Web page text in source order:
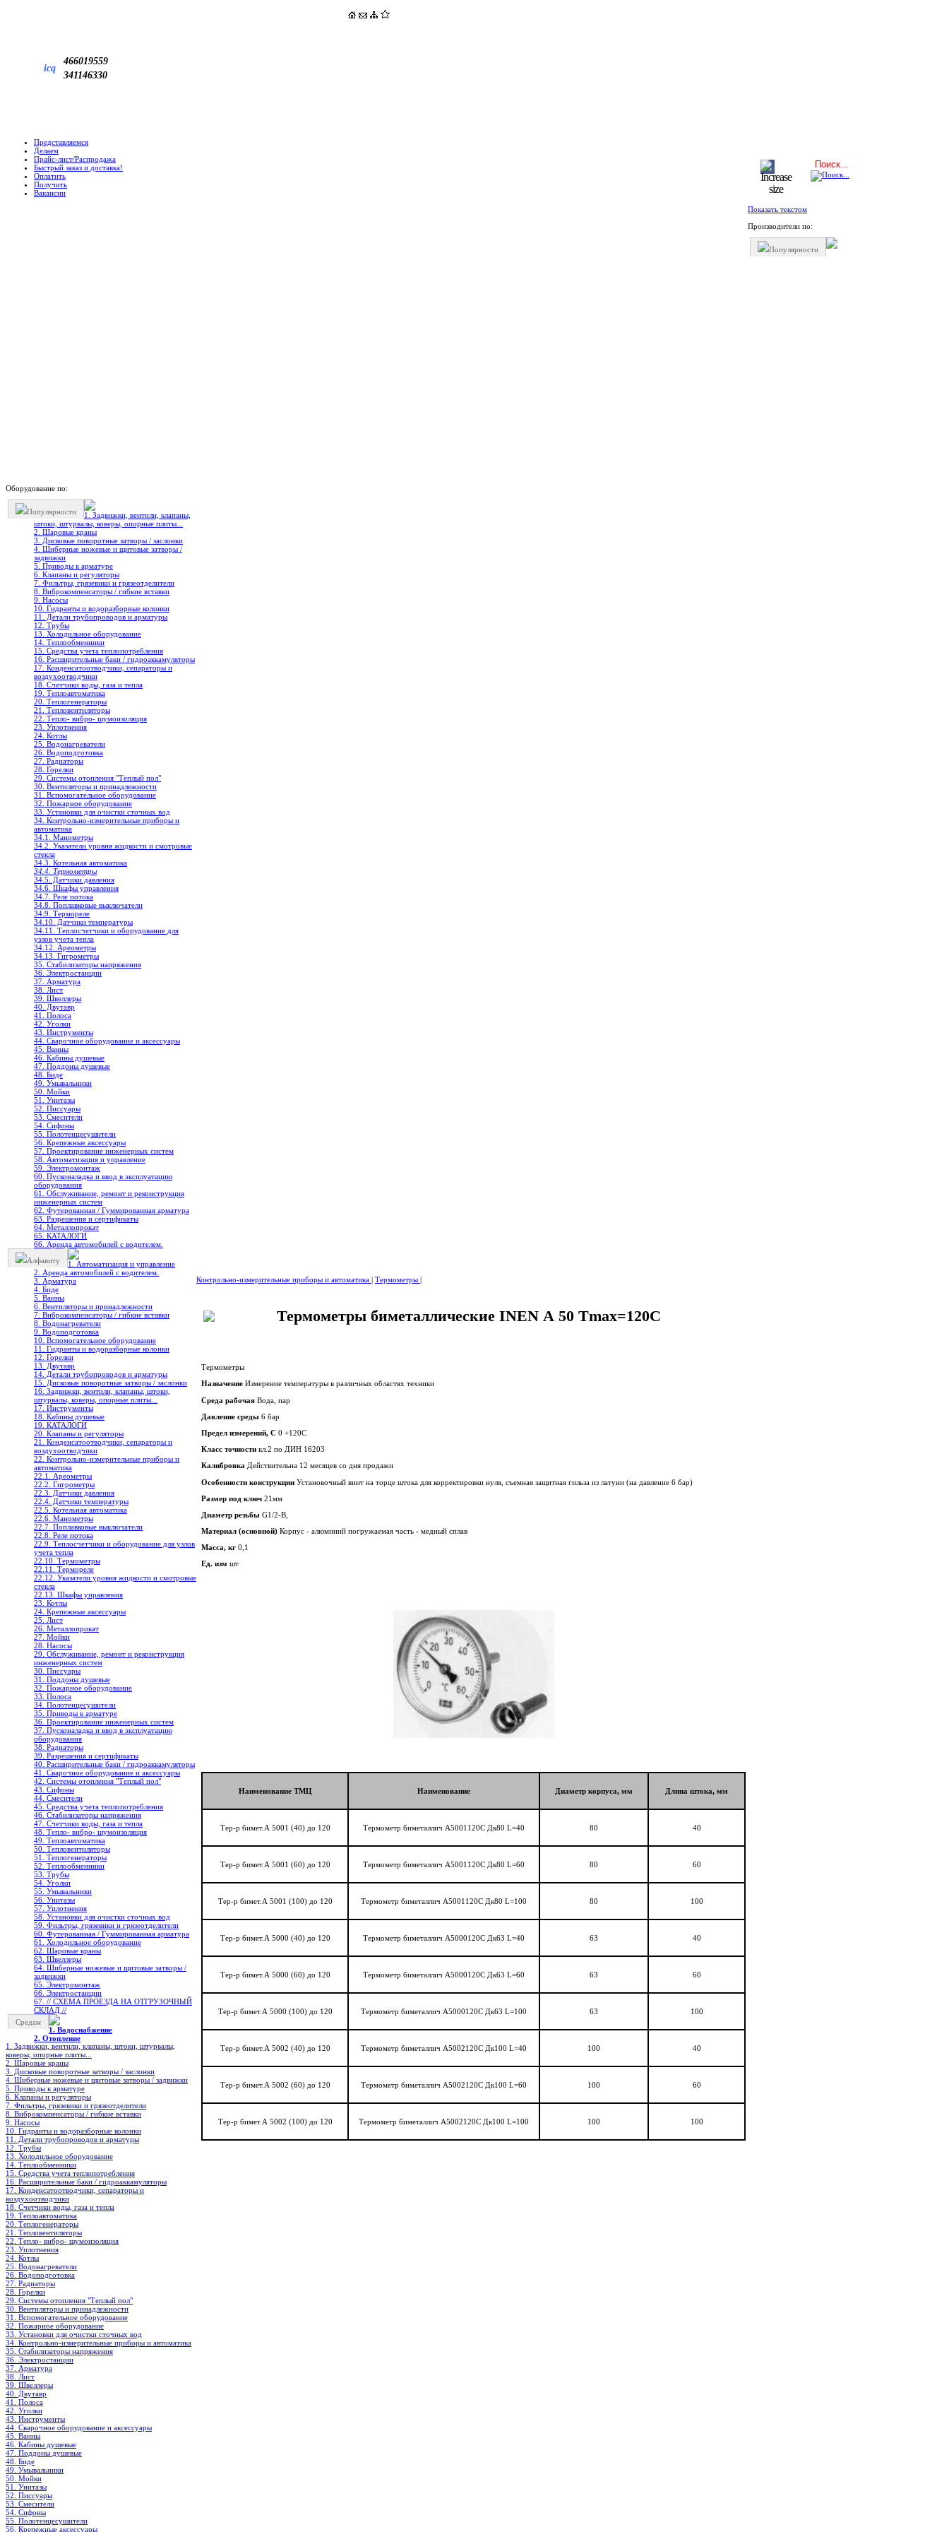
icq
466019559
341146330
Представляемся
Делаем
Прайс-лист/Распродажа
Быстрый заказ и доставка!
Оплатить
Получить
Вакансии
Оборудование по:
Популярности
1. Задвижки, вентили, клапаны,
штоки, штурвалы, коверы, опорные плиты...
2. Шаровые краны
3. Дисковые поворотные затворы / заслонки
4. Шиберные ножевые и щитовые затворы /
задвижки
5. Приводы к арматуре
6. Клапаны и регуляторы
7. Фильтры, грязевики и грязеотделители
8. Виброкомпенсаторы / гибкие вставки
9. Насосы
10. Гидранты и водоразборные колонки
11. Детали трубопроводов и арматуры
12. Трубы
13. Холодильное oборудование
14. Теплообменники
15. Средства учета теплопотребления
16. Расширительные баки / гидроаккамуляторы
17. Конденсатоотводчики, сепараторы и
воздухоотводчики
18. Счетчики воды, газа и тепла
19. Теплоавтоматика
20. Теплогенераторы
21. Тепловентиляторы
22. Тепло- вибро- шумоизоляция
23. Уплотнения
24. Котлы
25. Водонагреватели
26. Водоподготовка
27. Радиаторы
28. Горелки
29. Системы отопления "Теплый пол"
30. Вентиляторы и принадлежности
31. Вспомогательное оборудование
32. Пожарное оборудование
33. Установки для очистки сточных вод
34. Контрольно-измерительные приборы и
автоматика
34.1. Манометры
34.2. Указатели уровня жидкости и смотровые
стекла
34.3. Котельная автоматика
34.4. Термометры
34.5. Датчики давления
34.6. Шкафы управления
34.7. Реле потока
34.8. Поплавковые выключатели
34.9. Термореле
34.10. Датчики температуры
34.11. Теплосчетчики и оборудование для
узлов учета тепла
34.12. Ареометры
34.13. Гигрометры
35. Стабилизаторы напряжения
36. Электростанции
37. Арматура
38. Лист
39. Швеллеры
40. Двутавр
41. Полоса
42. Уголки
43. Инструменты
44. Сварочное оборудование и аксессуары
45. Ванны
46. Кабины душевые
47. Поддоны душевые
48. Биде
49. Умывальники
50. Мойки
51. Унитазы
52. Писсуары
53. Смесители
54. Сифоны
55. Полотенцесушители
56. Крепежные аксессуары
57. Проектирование инженерных систем
58. Автоматизация и управление
59. Электромонтаж
60. Пусконаладка и ввод в эксплуатацию
оборудования
61. Обслуживание, ремонт и реконструкция
инженерных систем
62. Футерованная / Гуммированная арматура
63. Разрешения и сертификаты
64. Металлопрокат
65. КАТАЛОГИ
66. Аренда автомобилей с водителем.
Алфавиту
1. Автоматизация и управление
2. Аренда автомобилей с водителем.
3. Арматура
4. Биде
5. Ванны
6. Вентиляторы и принадлежности
7. Виброкомпенсаторы / гибкие вставки
8. Водонагреватели
9. Водоподготовка
10. Вспомогательное оборудование
11. Гидранты и водоразборные колонки
12. Горелки
13. Двутавр
14. Детали трубопроводов и арматуры
15. Дисковые поворотные затворы / заслонки
16. Задвижки, вентили, клапаны, штоки,
штурвалы, коверы, опорные плиты...
17. Инструменты
18. Кабины душевые
19. КАТАЛОГИ
20. Клапаны и регуляторы
21. Конденсатоотводчики, сепараторы и
воздухоотводчики
22. Контрольно-измерительные приборы и
автоматика
22.1. Ареометры
22.2. Гигрометры
22.3. Датчики давления
22.4. Датчики температуры
22.5. Котельная автоматика
22.6. Манометры
22.7. Поплавковые выключатели
22.8. Реле потока
22.9. Теплосчетчики и оборудование для узлов
учета тепла
22.10. Термометры
22.11. Термореле
22.12. Указатели уровня жидкости и смотровые
стекла
22.13. Шкафы управления
23. Котлы
24. Крепежные аксессуары
25. Лист
26. Металлопрокат
27. Мойки
28. Насосы
29. Обслуживание, ремонт и реконструкция
инженерных систем
30. Писсуары
31. Поддоны душевые
32. Пожарное оборудование
33. Полоса
34. Полотенцесушители
35. Приводы к арматуре
36. Проектирование инженерных систем
37. Пусконаладка и ввод в эксплуатацию
оборудования
38. Радиаторы
39. Разрешения и сертификаты
40. Расширительные баки / гидроаккамуляторы
41. Сварочное оборудование и аксессуары
42. Системы отопления "Теплый пол"
43. Сифоны
44. Смесители
45. Средства учета теплопотребления
46. Стабилизаторы напряжения
47. Счетчики воды, газа и тепла
48. Тепло- вибро- шумоизоляция
49. Теплоавтоматика
50. Тепловентиляторы
51. Теплогенераторы
52. Теплообменники
53. Трубы
54. Уголки
55. Умывальники
56. Унитазы
57. Уплотнения
58. Установки для очистки сточных вод
59. Фильтры, грязевики и грязеотделители
60. Футерованная / Гуммированная арматура
61. Холодильное oборудование
62. Шаровые краны
63. Швеллеры
64. Шиберные ножевые и щитовые затворы /
задвижки
65. Электромонтаж
66. Электростанции
67. // СХЕМА ПРОЕЗДА НА ОТГРУЗОЧНЫЙ
СКЛАД //
Средам
1. Водоснабжение
2. Отопление
1. Задвижки, вентили, клапаны, штоки, штурвалы,
коверы, опорные плиты...
2. Шаровые краны
3. Дисковые поворотные затворы / заслонки
4. Шиберные ножевые и щитовые затворы / задвижки
5. Приводы к арматуре
6. Клапаны и регуляторы
7. Фильтры, грязевики и грязеотделители
8. Виброкомпенсаторы / гибкие вставки
9. Насосы
10. Гидранты и водоразборные колонки
11. Детали трубопроводов и арматуры
12. Трубы
13. Холодильное oборудование
14. Теплообменники
15. Средства учета теплопотребления
16. Расширительные баки / гидроаккамуляторы
17. Конденсатоотводчики, сепараторы и
воздухоотводчики
18. Счетчики воды, газа и тепла
19. Теплоавтоматика
20. Теплогенераторы
21. Тепловентиляторы
22. Тепло- вибро- шумоизоляция
23. Уплотнения
24. Котлы
25. Водонагреватели
26. Водоподготовка
27. Радиаторы
28. Горелки
29. Системы отопления "Теплый пол"
30. Вентиляторы и принадлежности
31. Вспомогательное оборудование
32. Пожарное оборудование
33. Установки для очистки сточных вод
34. Контрольно-измерительные приборы и автоматика
35. Стабилизаторы напряжения
36. Электростанции
37. Арматура
38. Лист
39. Швеллеры
40. Двутавр
41. Полоса
42. Уголки
43. Инструменты
44. Сварочное оборудование и аксессуары
45. Ванны
46. Кабины душевые
47. Поддоны душевые
48. Биде
49. Умывальники
50. Мойки
51. Унитазы
52. Писсуары
53. Смесители
54. Сифоны
55. Полотенцесушители
56. Крепежные аксессуары
Контрольно-измерительные приборы и автоматика | Термометры |
Термометры биметаллические INEN А 50 Tmax=120C
Термометры
Назначение Измерение температуры в различных областях техники
Среда рабочая Вода, пар
Давление среды 6 бар
Предел измерений, С 0 +120С
Класс точности кл.2 по ДИН 16203
Калибровка Действительна 12 месяцев со дня продажи
Особенности конструкции Установочный винт на торце штока для корректировки нуля, съемная защитная гильза из латуни (на давление 6 бар)
Размер под ключ 21мм
Диаметр резьбы G1/2-В,
Материал (основной) Корпус - алюминий погружаемая часть - медный сплав
Масса, кг 0,1
Ед. изм шт
Наименование ТМЦ Наименование Диаметр корпуса, мм Длина штока, мм
Тер-р бимет.А 5001 (40) до 120 Термометр биметаллич А5001120C Дк80 L=40 80 40
Тер-р бимет.А 5001 (60) до 120 Термометр биметаллич А5001120C Дк80 L=60 80 60
Тер-р бимет.А 5001 (100) до 120 Термометр биметаллич А5001120C Дк80 L=100 80 100
Тер-р бимет.А 5000 (40) до 120 Термометр биметаллич А5000120C Дк63 L=40 63 40
Тер-р бимет.А 5000 (60) до 120 Термометр биметаллич А5000120C Дк63 L=60 63 60
Тер-р бимет.А 5000 (100) до 120 Термометр биметаллич А5000120C Дк63 L=100 63 100
Тер-р бимет.А 5002 (40) до 120 Термометр биметаллич А5002120C Дк100 L=40 100 40
Тер-р бимет.А 5002 (60) до 120 Термометр биметаллич А5002120C Дк100 L=60 100 60
Тер-р бимет.А 5002 (100) до 120 Термометр биметаллич А5002120C Дк100 L=100 100 100
Показать текстом
Производители по:
Популярности